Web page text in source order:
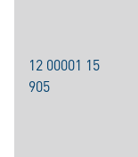
12 00001 15
905